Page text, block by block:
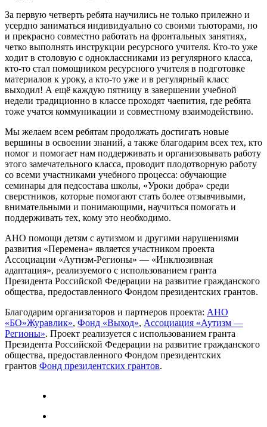
За первую четверть ребята научились не только прилежно и
усердно заниматься индивидуально со своими тьюторами, но
и прекрасно совместно работать на фронтальных занятиях,
четко выполнять инструкции ресурсного учителя. Кто-то уже
ходит в столовую с одноклассниками из регулярного класса,
кто-то стал помощником ресурсного учителя в подготовке
материалов к уроку, а кто-то уже и в регулярный класс
выходил! А ещё каждую пятницу в завершении учебной
недели традиционно в классе проходят чаепития, где ребята
тоже учатся коммуникации и совместному взаимодействию.
Мы желаем всем ребятам продолжать достигать новые
вершины в освоении знаний, а также благодарим всех тех, кто
помог и помогает нам поддерживать и организовывать работу
этого замечательного класса, проводит плодотворную работу
со всеми участниками учебного процесса: обучающие
семинары для педсостава школы, «Уроки добра» среди
сверстников, которые помогают стать более отзывчивыми,
внимательными и понимающими, научиться помогать и
поддерживать тех, кому это необходимо.
АНО помощи детям с аутизмом и другими нарушениями
развития «Перемена» является участником проекта
Ассоциации «Аутизм-Регионы» — «Инклюзивная
адаптация», реализуемого с использованием гранта
Президента Российской Федерации на развитие гражданского
общества, предоставленного Фондом президентских грантов.
Благодарим организаторов и партнеров проекта: АНО
«БО»Журавлик», Фонд «Выход», Ассоциация «Аутизм —
Регионы». Проект реализуется с использованием гранта
Президента Российской Федерации на развитие гражданского
общества, предоставленного Фондом президентских
грантов Фонд президентских грантов.